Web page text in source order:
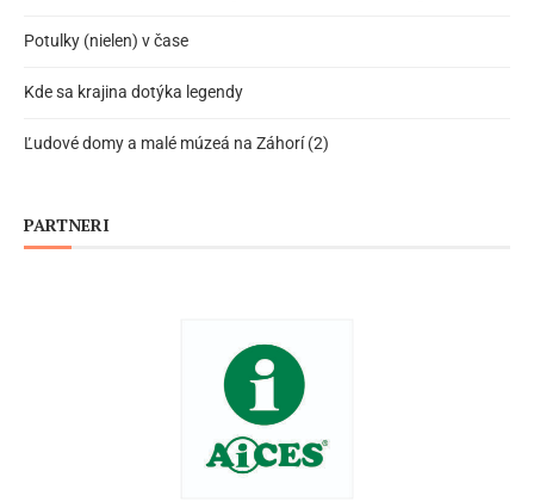
Potulky (nielen) v čase
Kde sa krajina dotýka legendy
Ľudové domy a malé múzeá na Záhorí (2)
PARTNERI